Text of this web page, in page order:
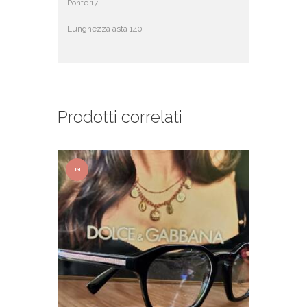
Ponte 17
Lunghezza asta 140
Prodotti correlati
IN
OFFER